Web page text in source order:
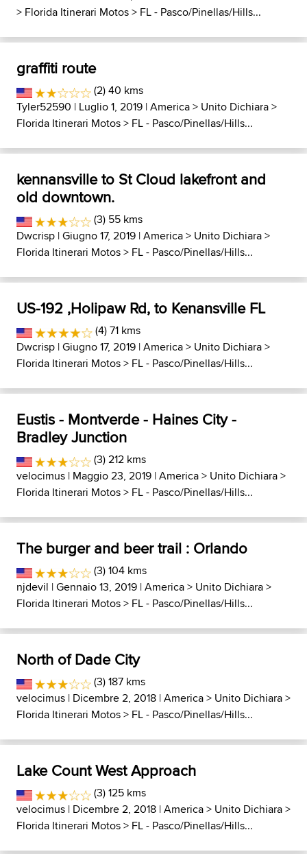
> Florida Itinerari Motos> FL - Pasco/Pinellas/Hills...
graffiti route
(2) 40 kms
Tyler52590 | Luglio 1, 2019 |America> Unito Dichiara>
Florida Itinerari Motos> FL - Pasco/Pinellas/Hills...
kennansville to St Cloud lakefront and
old downtown.
(3) 55 kms
Dwcrisp | Giugno 17, 2019 |America> Unito Dichiara>
Florida Itinerari Motos> FL - Pasco/Pinellas/Hills...
US-192 ,Holipaw Rd, to Kenansville FL
(4) 71 kms
Dwcrisp | Giugno 17, 2019 |America> Unito Dichiara>
Florida Itinerari Motos> FL - Pasco/Pinellas/Hills...
Eustis - Montverde - Haines City -
Bradley Junction
(3) 212 kms
velocimus | Maggio 23, 2019 |America> Unito Dichiara>
Florida Itinerari Motos> FL - Pasco/Pinellas/Hills...
The burger and beer trail : Orlando
(3) 104 kms
njdevil | Gennaio 13, 2019 |America> Unito Dichiara>
Florida Itinerari Motos> FL - Pasco/Pinellas/Hills...
North of Dade City
(3) 187 kms
velocimus | Dicembre 2, 2018 |America> Unito Dichiara>
Florida Itinerari Motos> FL - Pasco/Pinellas/Hills...
Lake Count West Approach
(3) 125 kms
velocimus | Dicembre 2, 2018 |America> Unito Dichiara>
Florida Itinerari Motos> FL - Pasco/Pinellas/Hills...